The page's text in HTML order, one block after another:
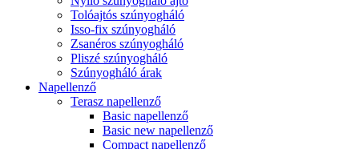
Tolóajtós szúnyogháló
Isso-fix szúnyogháló
Zsanéros szúnyogháló
Pliszé szúnyogháló
Szúnyogháló árak
Napellenző
Terasz napellenző
Basic napellenző
Basic new napellenző
Compact napellenző